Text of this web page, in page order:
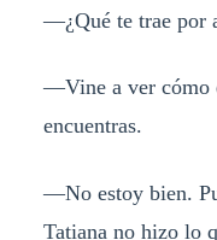
—¿Qué te trae por
—Vine a ver cómo
encuentras.
—No estoy bien.
Tatiana no hizo lo